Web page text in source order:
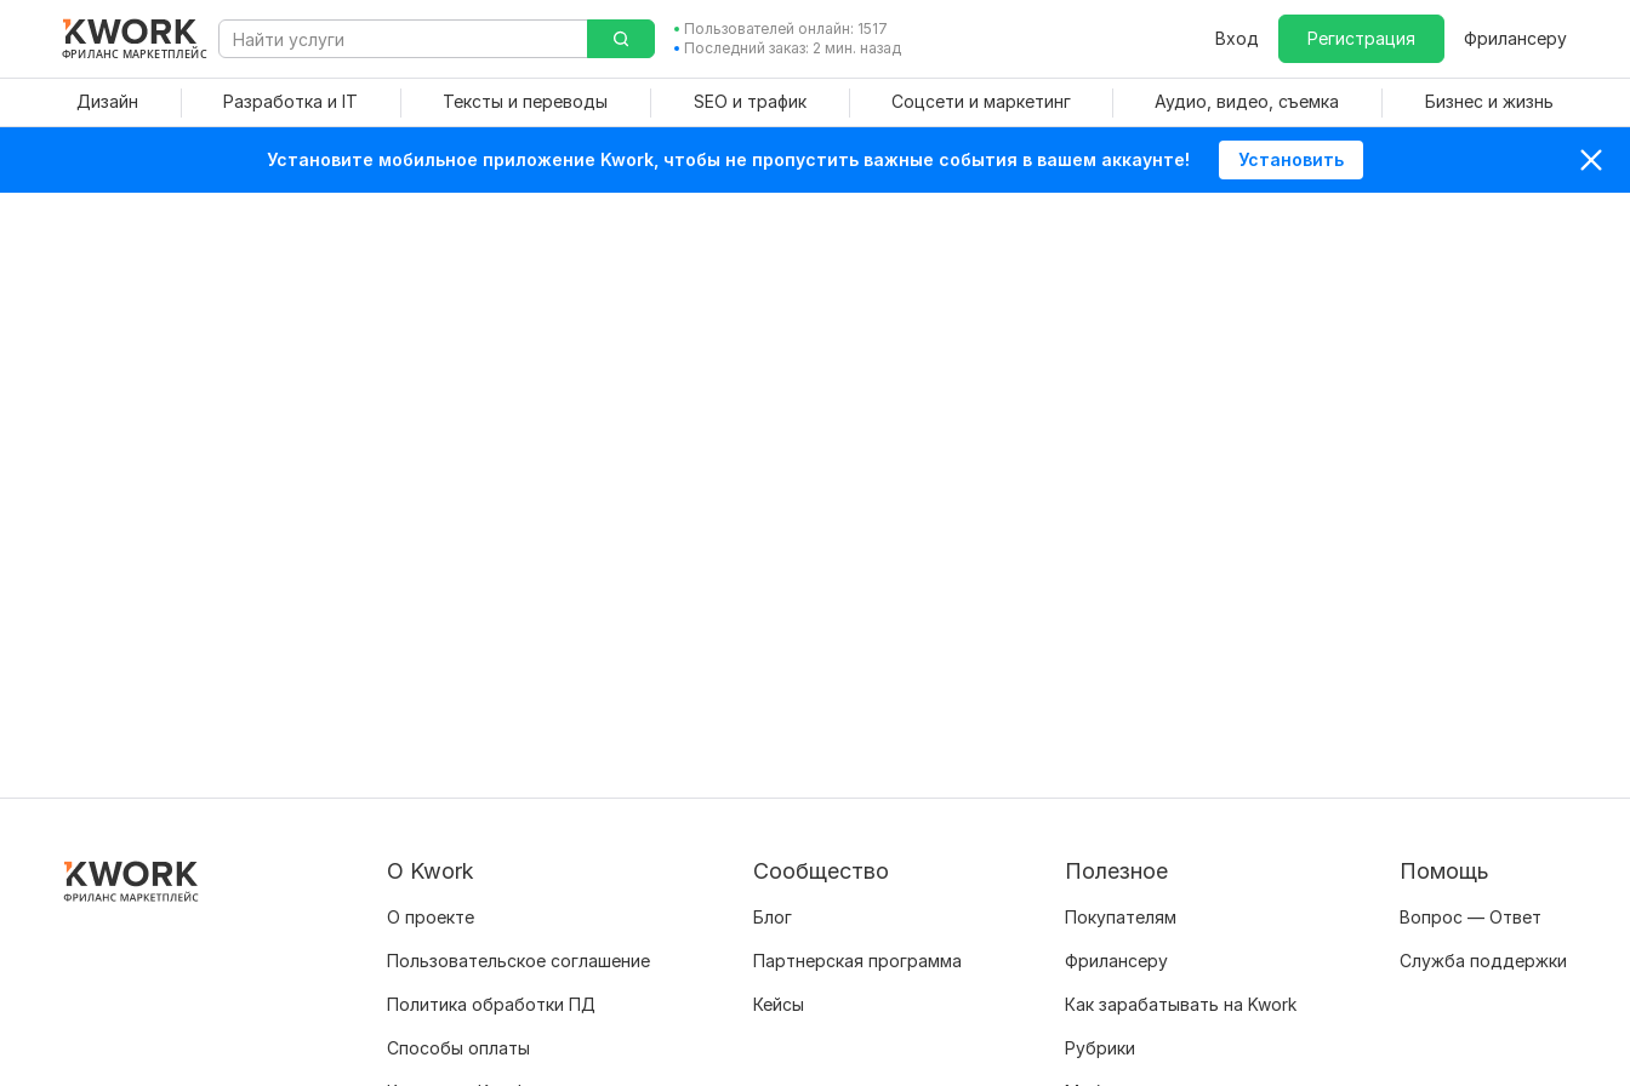
ФРИЛАНС МАРКЕТПЛЕЙС
Пользователей онлайн: 1517
Последний заказ: 2 мин. назад
Вход Регистрация Фрилансеру
Дизайн Разработка и IT Тексты и переводы SEO и трафик Соцсети и маркетинг Аудио, видео, съемка Бизнес и жизнь
Установите мобильное приложение Kwork, чтобы не пропустить важные события в вашем аккаунте! Установить
О Kwork
О проекте
Пользовательское соглашение
Политика обработки ПД
Способы оплаты
Сообщество
Блог
Партнерская программа
Кейсы
Полезное
Покупателям
Фрилансеру
Как зарабатывать на Kwork
Рубрики
Помощь
Вопрос — Ответ
Служба поддержки